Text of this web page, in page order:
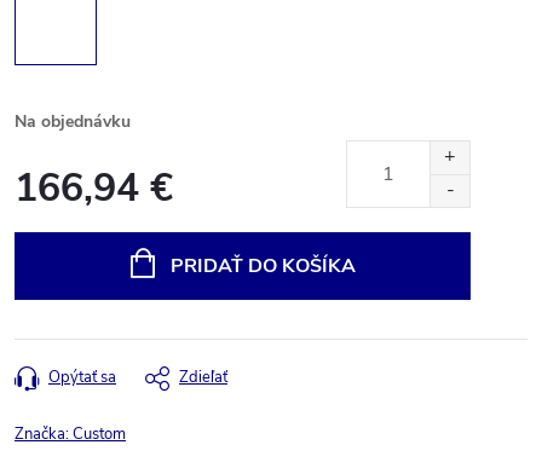
Na objednávku
166,94 €
PRIDAŤ DO KOŠÍKA
Opýtať sa Zdieľať
Značka:Custom